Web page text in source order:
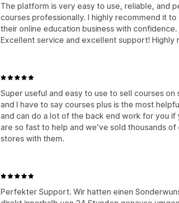
The platform is very easy to use, reliable, and
courses professionally. I highly recommend it
their online education business with confidence.
Excellent service and excellent support! Highly
Super useful and easy to use to sell courses on
and I have to say courses plus is the most
and can do a lot of the back end work for you
are so fast to help and we've sold thousands of
stores with them.
Perfekter Support. Wir hatten einen